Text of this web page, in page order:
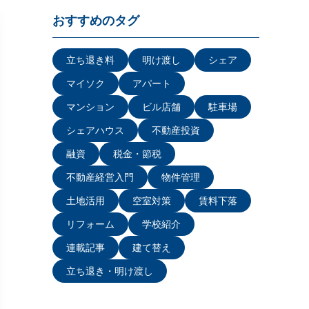
おすすめのタグ
立ち退き料 明け渡し シェア
マイソク アパート
マンション ビル店舗 駐車場
シェアハウス 不動産投資
融資 税金・節税
不動産経営入門 物件管理
土地活用 空室対策 賃料下落
リフォーム 学校紹介
連載記事 建て替え
立ち退き・明け渡し